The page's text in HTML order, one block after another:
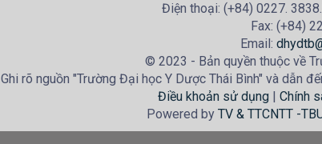
Điện thoại: (+84) 0227.
Fax: (+84)
Email:
© 2023 - Bản quyền thuộc về
Ghi rõ nguồn "Trường Đại học Y Dược Thái Bình" và dẫn
Điều khoản sử dụng
Chính
Powered by TV & TTCNTT -